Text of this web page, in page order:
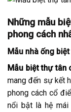
Những mẫu
phong cách
Mẫu nhà ống
Mẫu biệt thự tân
mang đến sự kết
phong cách cổ
nổi bật là hệ